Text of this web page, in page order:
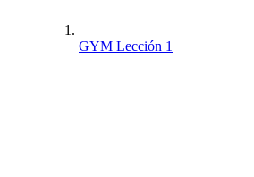
GYM Lección 1